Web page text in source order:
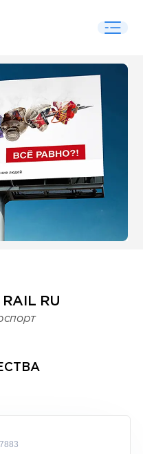
RAIL RU